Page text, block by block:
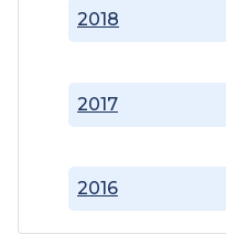
2016
2017
2018